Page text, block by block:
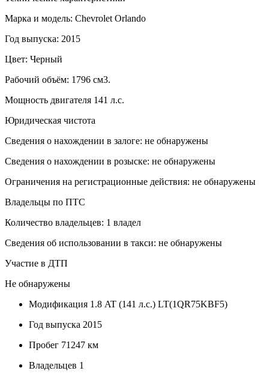
Марка и модель: Chevrolet Orlando
Год выпуска: 2015
Цвет: Черный
Рабочий объём: 1796 см3.
Мощность двигателя 141 л.с.
Юридическая чистота
Сведения о нахождении в залоге: не обнаружены
Сведения о нахождении в розыске: не обнаружены
Ограничения на регистрационные действия: не обнаружены
Владельцы по ПТС
Количество владельцев: 1 владел
Сведения об использовании в такси: не обнаружены
Участие в ДТП
Не обнаружены
Модификация 1.8 AT (141 л.с.) LT(1QR75KBF5)
Год выпуска 2015
Пробег 71247 км
Владельцев 1